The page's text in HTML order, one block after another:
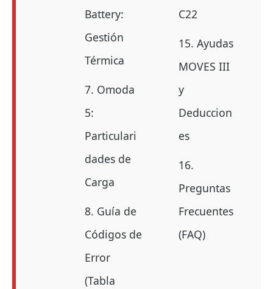
Battery:
Gestión
Térmica
7. Omoda
5:
Particulari
dades de
Carga
8. Guía de
Códigos de
Error
(Tabla
C22
15. Ayudas
MOVES III
y
Deduccion
es
16.
Preguntas
Frecuentes
(FAQ)